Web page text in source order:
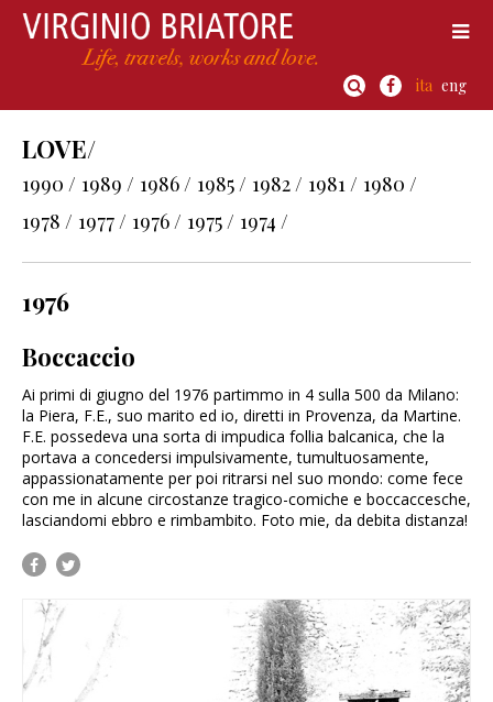
ita eng
LOVE/
1990 / 1989 / 1986 / 1985 / 1982 / 1981 / 1980 /
1978 / 1977 / 1976 / 1975 / 1974 /
1976
Boccaccio
Ai primi di giugno del 1976 partimmo in 4 sulla 500 da Milano:
la Piera, F.E., suo marito ed io, diretti in Provenza, da Martine.
F.E. possedeva una sorta di impudica follia balcanica, che la
portava a concedersi impulsivamente, tumultuosamente,
appassionatamente per poi ritrarsi nel suo mondo: come fece
con me in alcune circostanze tragico-comiche e boccaccesche,
lasciandomi ebbro e rimbambito. Foto mie, da debita distanza!